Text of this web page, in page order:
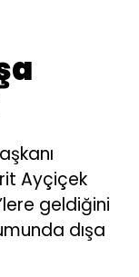
Ayçiçek
geldiğini
dışa